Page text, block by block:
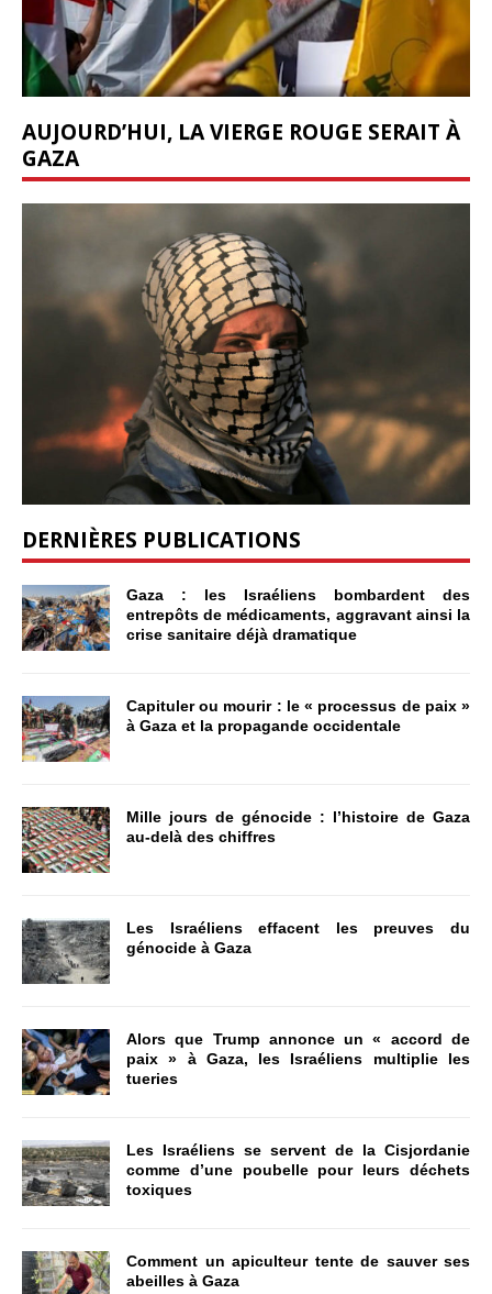
AUJOURD’HUI, LA VIERGE ROUGE SERAIT À
GAZA
DERNIÈRES PUBLICATIONS
Gaza : les Israéliens bombardent des
entrepôts de médicaments, aggravant ainsi la
crise sanitaire déjà dramatique
Capituler ou mourir : le « processus de paix »
à Gaza et la propagande occidentale
Mille jours de génocide : l’histoire de Gaza
au-delà des chiffres
Les Israéliens effacent les preuves du
génocide à Gaza
Alors que Trump annonce un « accord de
paix » à Gaza, les Israéliens multiplie les
tueries
Les Israéliens se servent de la Cisjordanie
comme d’une poubelle pour leurs déchets
toxiques
Comment un apiculteur tente de sauver ses
abeilles à Gaza